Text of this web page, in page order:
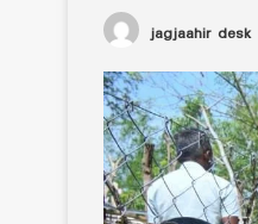
jagjaahir desk